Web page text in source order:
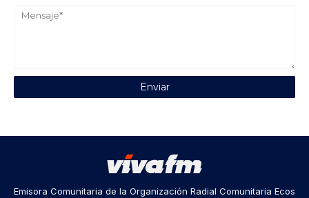
Emisora Comunitaria de la Organización Radial Comunitaria Ecos